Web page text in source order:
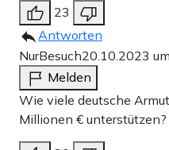
23
Antworten
NurBesuch20.10.2023
Melden
Wie viele deutsche
Millionen € unterstützen?